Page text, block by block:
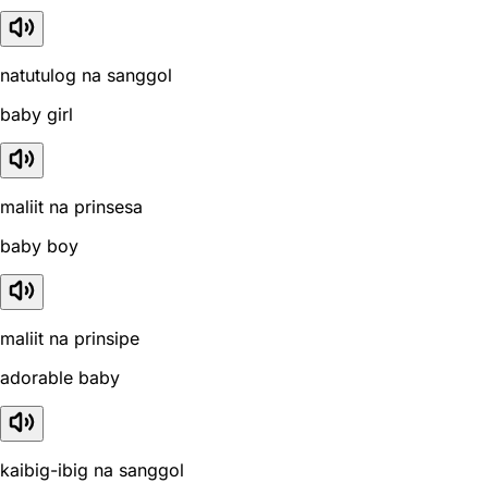
natutulog na sanggol
baby girl
maliit na prinsesa
baby boy
maliit na prinsipe
adorable baby
kaibig-ibig na sanggol